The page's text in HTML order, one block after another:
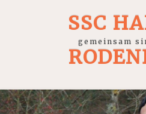
SSC
gemeinsam